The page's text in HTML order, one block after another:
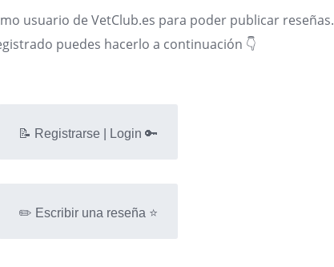
usuario de VetClub.es para poder publicar reseñas.
puedes hacerlo a continuación 👇
📝 Registrarse | Login 🔑
✏️ Escribir una reseña ⭐